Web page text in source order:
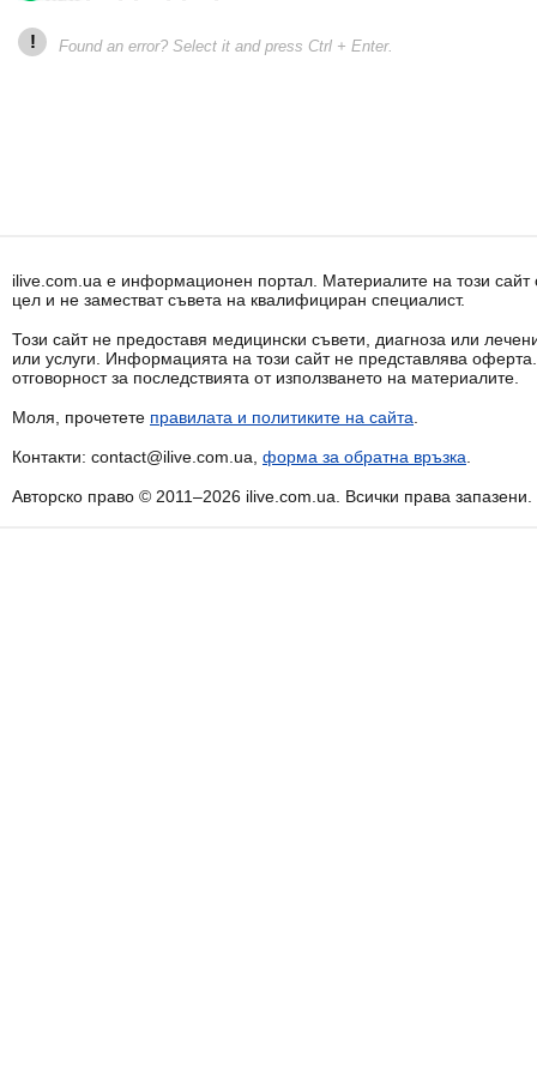
! Found an error? Select it and press Ctrl + Enter.
ilive.com.ua е информационен портал. Материалите на този
цел и не заместват съвета на квалифициран специалист.
Този сайт не предоставя медицински съвети, диагноза или
или услуги. Информацията на този сайт не представлява
отговорност за последствията от използването на материалите.
Моля, прочетете правилата и политиките на сайта
Контакти: contact@ilive.com.ua, форма за обратна връзка
Авторско право © 2011–2026 ilive.com.ua. Всички права запазени.